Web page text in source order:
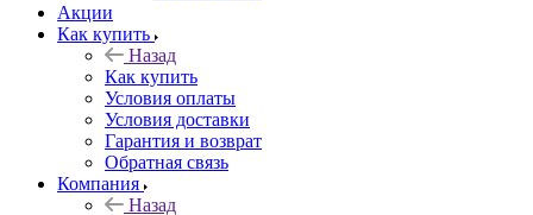
Акции
Как купить
Назад
Как купить
Условия оплаты
Условия доставки
Гарантия и возврат
Обратная связь
Компания
Назад